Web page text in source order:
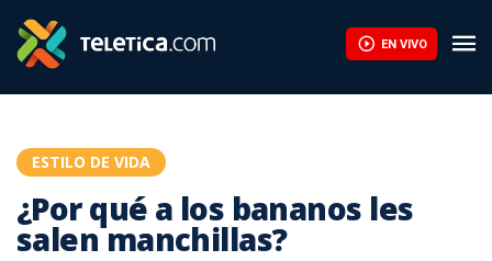
EN VIVO
ESTILO DE VIDA
¿Por qué a los bananos les
salen manchillas?